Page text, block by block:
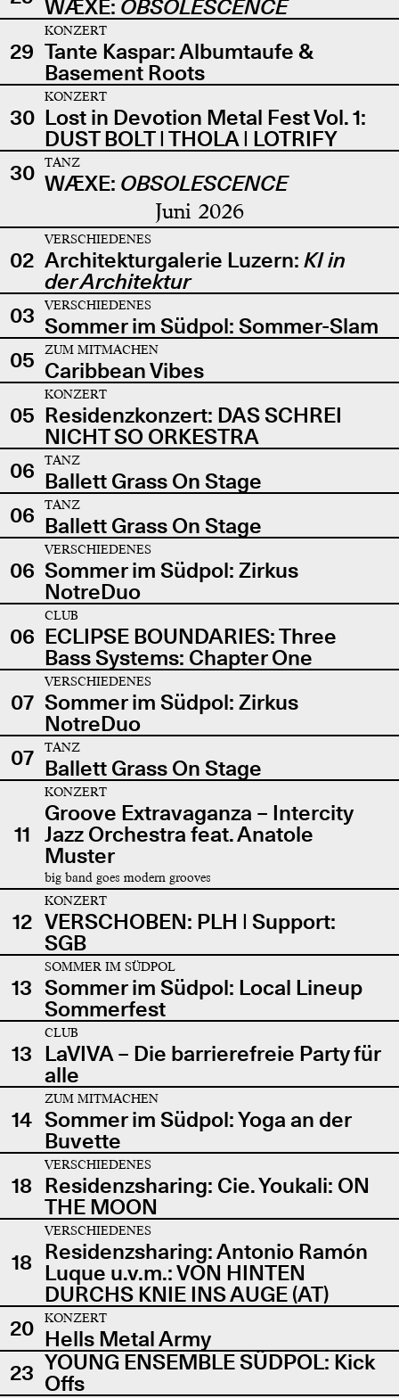
WÆXE: OBSOLESCENCE
29
KONZERT
Tante Kaspar: Albumtaufe &
Basement Roots
30
KONZERT
Lost in Devotion Metal Fest Vol. 1:
DUST BOLT | THOLA | LOTRIFY
30
TANZ
WÆXE: OBSOLESCENCE
Juni 2026
02
VERSCHIEDENES
Architekturgalerie Luzern: KI in
der Architektur
03
VERSCHIEDENES
Sommer im Südpol: Sommer-Slam
05
ZUM MITMACHEN
Caribbean Vibes
05
KONZERT
Residenzkonzert: DAS SCHREI
NICHT SO ORKESTRA
06
TANZ
Ballett Grass On Stage
06
TANZ
Ballett Grass On Stage
06
VERSCHIEDENES
Sommer im Südpol: Zirkus
NotreDuo
06
CLUB
ECLIPSE BOUNDARIES: Three
Bass Systems: Chapter One
07
VERSCHIEDENES
Sommer im Südpol: Zirkus
NotreDuo
07
TANZ
Ballett Grass On Stage
11
KONZERT
Groove Extravaganza – Intercity
Jazz Orchestra feat. Anatole
Muster
big band goes modern grooves
12
KONZERT
VERSCHOBEN: PLH | Support:
SGB
13
SOMMER IM SÜDPOL
Sommer im Südpol: Local Lineup
Sommerfest
13
CLUB
LaVIVA – Die barrierefreie Party für
alle
14
ZUM MITMACHEN
Sommer im Südpol: Yoga an der
Buvette
18
VERSCHIEDENES
Residenzsharing: Cie. Youkali: ON
THE MOON
18
VERSCHIEDENES
Residenzsharing: Antonio Ramón
Luque u.v.m.: VON HINTEN
DURCHS KNIE INS AUGE (AT)
20
KONZERT
Hells Metal Army
23 YOUNG ENSEMBLE SÜDPOL: Kick
Offs